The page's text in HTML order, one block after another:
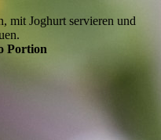
mit Joghurt servieren und
Portion